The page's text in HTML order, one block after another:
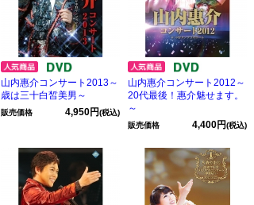
山内惠介コンサート2013～
歳は三十白皙美男～
販売価格 4,950円(税込)
山内惠介コンサート2012～
20代最後！惠介魅せます。
～
販売価格 4,400円(税込)